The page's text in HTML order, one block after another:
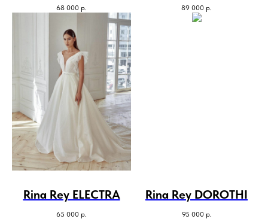
68 000 р. 89 000 р.
Rina Rey ELECTRA
65 000 р.
Rina Rey DOROTHI
95 000 р.